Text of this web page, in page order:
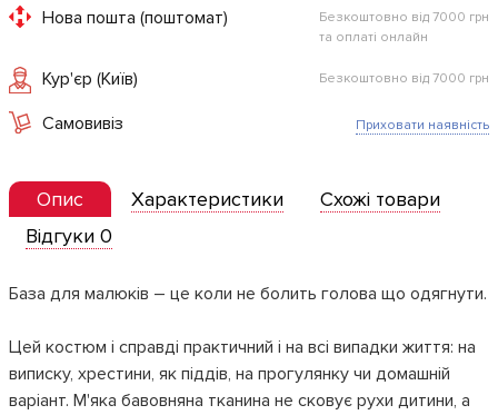
Нова пошта (поштомат)
Безкоштовно від 7000 грн
та оплаті онлайн
Кур'єр (Київ) Безкоштовно від 7000 грн
Самовивіз Приховати наявність
Опис Характеристики
Схожі товари
Відгуки 0
База для малюків – це коли не болить голова що одягнути.
Цей костюм і справді практичний і на всі випадки життя: на
виписку, хрестини, як піддів, на прогулянку чи домашній
варіант. М'яка бавовняна тканина не сковує рухи дитини, а